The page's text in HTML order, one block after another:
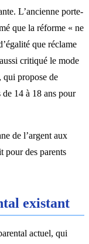
L’ancienne porte-
que la réforme « ne
que réclame
critiqué le mode
qui propose de
14 à 18 ans pour
de l’argent aux
pour des parents
existant
actuel, qui